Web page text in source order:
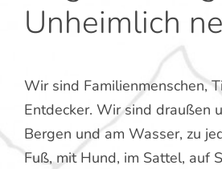
Unheimlich
Wir sind Familienmenschen,
Entdecker. Wir sind draußen
Bergen und am Wasser, zu
Fuß, mit Hund, im Sattel, auf